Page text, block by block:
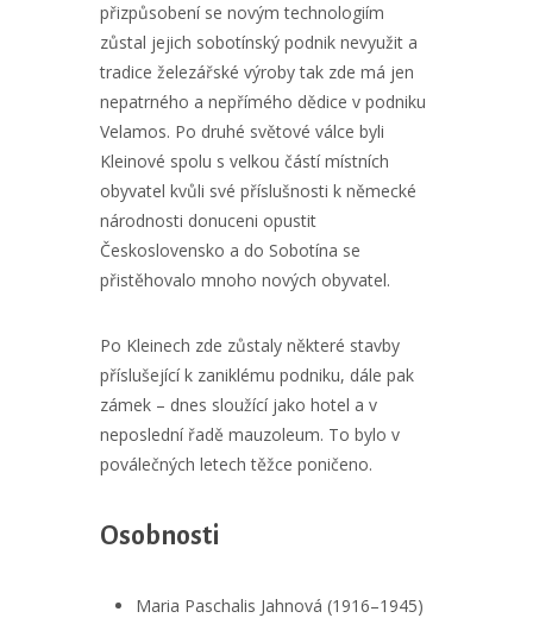
přizpůsobení se novým technologiím
zůstal jejich sobotínský podnik nevyužit a
tradice železářské výroby tak zde má jen
nepatrného a nepřímého dědice v podniku
Velamos. Po druhé světové válce byli
Kleinové spolu s velkou částí místních
obyvatel kvůli své příslušnosti k německé
národnosti donuceni opustit
Československo a do Sobotína se
přistěhovalo mnoho nových obyvatel.
Po Kleinech zde zůstaly některé stavby
příslušející k zaniklému podniku, dále pak
zámek – dnes sloužící jako hotel a v
neposlední řadě mauzoleum. To bylo v
poválečných letech těžce poničeno.
Osobnosti
Maria Paschalis Jahnová (1916–1945)